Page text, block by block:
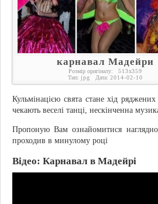
карнавал Мадейри
Розмір оригіналу: 513x359
Тип: jpg Дата: 2014-02-10
Кульмінацією свята стане хід
чекають веселі танці, нескінченна
Пропоную Вам ознайомитися
проходив в минулому році
Відео: Карнавал в Мадейрі